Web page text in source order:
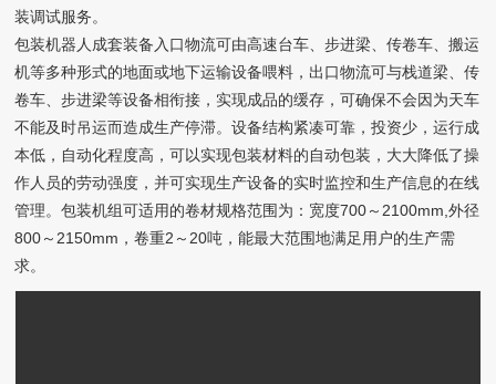
装调试服务。
包装机器人成套装备入口物流可由高速台车、步进梁、传卷车、搬运
机等多种形式的地面或地下运输设备喂料，出口物流可与栈道梁、传
卷车、步进梁等设备相衔接，实现成品的缓存，可确保不会因为天车
不能及时吊运而造成生产停滞。设备结构紧凑可靠，投资少，运行成
本低，自动化程度高，可以实现包装材料的自动包装，大大降低了操
作人员的劳动强度，并可实现生产设备的实时监控和生产信息的在线
管理。包装机组可适用的卷材规格范围为：宽度700～2100mm,外径
800～2150mm，卷重2～20吨，能最大范围地满足用户的生产需
求。